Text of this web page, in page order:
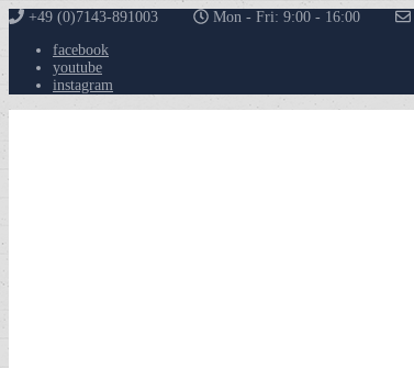
+49 (0)7143-891003 Mon - Fri: 9:00 - 16:00
facebook
youtube
instagram